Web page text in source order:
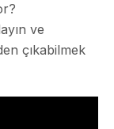
ve
çıkabilmek